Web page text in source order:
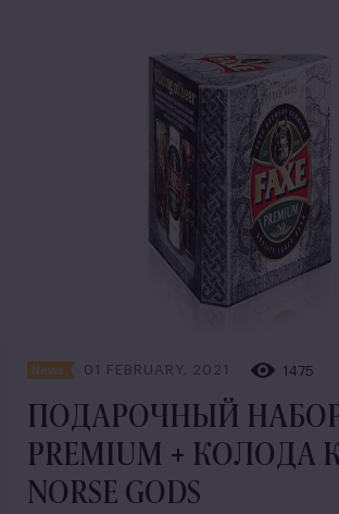
News 01 FEBRUARY, 2021 1475
ПОДАРОЧНЫЙ НАБОР
PREMIUM + КОЛОДА
NORSE GODS